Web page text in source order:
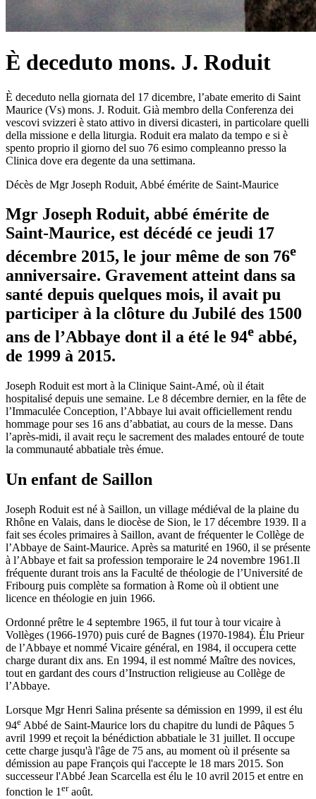
È deceduto mons. J. Roduit
È deceduto nella giornata del 17 dicembre, l’abate emerito di Saint
Maurice (Vs) mons. J. Roduit. Già membro della Conferenza dei
vescovi svizzeri è stato attivo in diversi dicasteri, in particolare quelli
della missione e della liturgia. Roduit era malato da tempo e si è
spento proprio il giorno del suo 76 esimo compleanno presso la
Clinica dove era degente da una settimana.
Décès de Mgr Joseph Roduit, Abbé émérite de Saint-Maurice
Mgr Joseph Roduit, abbé émérite de
Saint-Maurice, est décédé ce jeudi 17
décembre 2015, le jour même de son 76e
anniversaire. Gravement atteint dans sa
santé depuis quelques mois, il avait pu
participer à la clôture du Jubilé des 1500
ans de l’Abbaye dont il a été le 94e abbé,
de 1999 à 2015.
Joseph Roduit est mort à la Clinique Saint-Amé, où il était
hospitalisé depuis une semaine. Le 8 décembre dernier, en la fête de
l’Immaculée Conception, l’Abbaye lui avait officiellement rendu
hommage pour ses 16 ans d’abbatiat, au cours de la messe. Dans
l’après-midi, il avait reçu le sacrement des malades entouré de toute
la communauté abbatiale très émue.
Un enfant de Saillon
Joseph Roduit est né à Saillon, un village médiéval de la plaine du
Rhône en Valais, dans le diocèse de Sion, le 17 décembre 1939. Il a
fait ses écoles primaires à Saillon, avant de fréquenter le Collège de
l’Abbaye de Saint-Maurice. Après sa maturité en 1960, il se présente
à l’Abbaye et fait sa profession temporaire le 24 novembre 1961.Il
fréquente durant trois ans la Faculté de théologie de l’Université de
Fribourg puis complète sa formation à Rome où il obtient une
licence en théologie en juin 1966.
Ordonné prêtre le 4 septembre 1965, il fut tour à tour vicaire à
Vollèges (1966-1970) puis curé de Bagnes (1970-1984). Élu Prieur
de l’Abbaye et nommé Vicaire général, en 1984, il occupera cette
charge durant dix ans. En 1994, il est nommé Maître des novices,
tout en gardant des cours d’Instruction religieuse au Collège de
l’Abbaye.
Lorsque Mgr Henri Salina présente sa démission en 1999, il est élu
94e Abbé de Saint-Maurice lors du chapitre du lundi de Pâques 5
avril 1999 et reçoit la bénédiction abbatiale le 31 juillet. Il occupe
cette charge jusqu'à l'âge de 75 ans, au moment où il présente sa
démission au pape François qui l'accepte le 18 mars 2015. Son
successeur l'Abbé Jean Scarcella est élu le 10 avril 2015 et entre en
fonction le 1eraoût.